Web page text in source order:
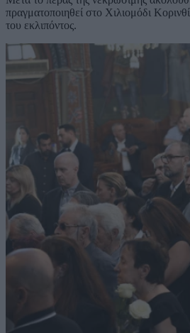
πραγματοποιηθεί στο Χιλιομόδι
του εκλιπόντος.